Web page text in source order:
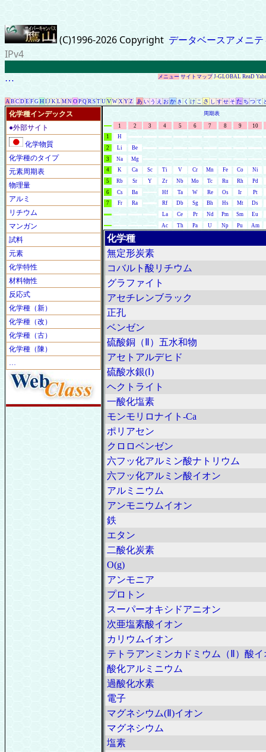
(C)1996-2026 Copyright データベースアメニ
IPv4
… メニュー サイトマップ J-GLOBAL ReaD
A B C D E F G H I J K L M N O P Q R S T U V W X Y Z あ い う え お か き く け こ さ し す せ そ た ち つ て
化学種インデックス
●外部サイト
化学物質
化学種のタイプ
元素周期表
物理量
アルミ
リチウム
マンガン
試料
元素
化学特性
材料物性
反応式
化学種（新）
化学種（改）
化学種（古）
化学種（陳）
…
周期表
1 2 3 4 5 6 7 8 9
10
1
H
2
Li
Be
3
Na
Mg
4
K Ca Sc Ti V Cr Mn Fe Co
Ni
5
Rb Sr Y Zr Nb Mo Tc Ru Rh
Pd
6
Cs Ba Hf Ta W Re Os Ir
Pt
7
Fr Ra Rf Db Sg Bh Hs Mt
Ds
La
Ce Pr Nd Pm Sm
Eu
Ac
Th Pa U Np Pu Am
化学種
無定形炭素
コバルト酸リチウム
グラファイト
アセチレンブラック
正孔
ベンゼン
硫酸銅（Ⅱ）五水和物
アセトアルデヒド
硫酸水銀(Ⅰ)
ヘクトライト
一酸化塩素
モンモリロナイト-Ca
ポリアセン
クロロベンゼン
六フッ化アルミン酸ナトリウム
六フッ化アルミン酸イオン
アルミニウム
アンモニウムイオン
鉄
エタン
二酸化炭素
O(g)
アンモニア
プロトン
スーパーオキシドアニオン
次亜塩素酸イオン
カリウムイオン
テトラアンミンカドミウム（Ⅱ）酸イ
酸化アルミニウム
過酸化水素
電子
マグネシウム(Ⅱ)イオン
マグネシウム
塩素